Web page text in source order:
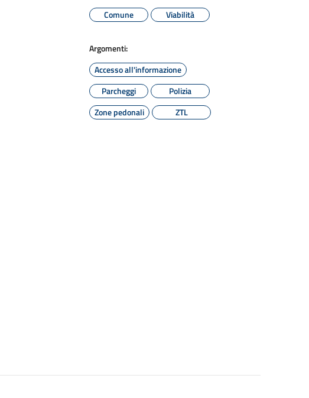
Comune
Viabilità
Argomenti:
Accesso all'informazione
Parcheggi
Polizia
Zone pedonali
ZTL